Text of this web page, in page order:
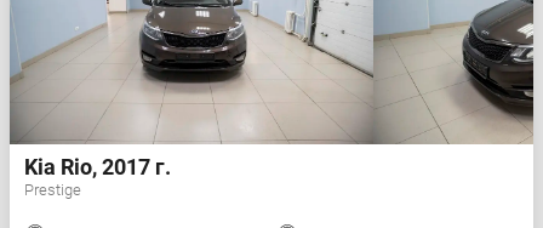
Kia Rio, 2017 г.
Prestige